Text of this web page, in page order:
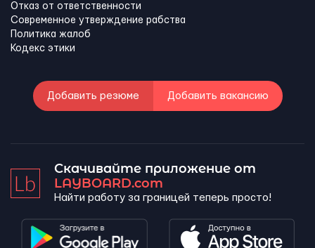
Отказ от ответственности
Современное утверждение рабства
Политика жалоб
Кодекс этики
Добавить резюме Добавить вакансию
Скачивайте приложение от
LAYBOARD.com
Найти работу за границей теперь просто!